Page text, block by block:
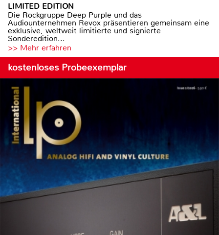
LIMITED EDITION
Die Rockgruppe Deep Purple und das
Audiounternehmen Revox präsentieren gemeinsam eine
exklusive, weltweit limitierte und signierte
Sonderedition...
>> Mehr erfahren
kostenloses Probeexemplar